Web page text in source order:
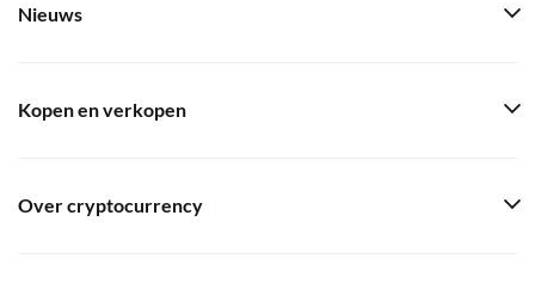
Nieuws
Kopen en verkopen
Over cryptocurrency